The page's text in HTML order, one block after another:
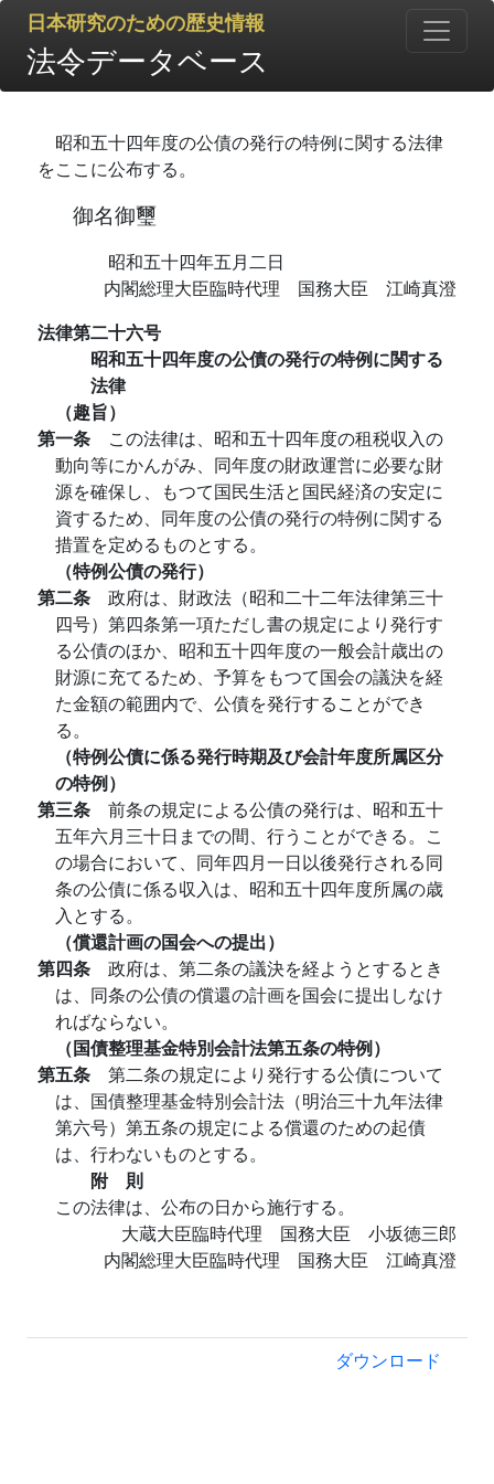
日本研究のための歴史情報
法令データベース
昭和五十四年度の公債の発行の特例に関する法律
をここに公布する。
御名御璽
昭和五十四年五月二日
内閣総理大臣臨時代理 国務大臣 江崎真澄
法律第二十六号
昭和五十四年度の公債の発行の特例に関する
法律
（趣旨）
第一条 この法律は、昭和五十四年度の租税収入の
動向等にかんがみ、同年度の財政運営に必要な財
源を確保し、もつて国民生活と国民経済の安定に
資するため、同年度の公債の発行の特例に関する
措置を定めるものとする。
（特例公債の発行）
第二条 政府は、財政法（昭和二十二年法律第三十
四号）第四条第一項ただし書の規定により発行す
る公債のほか、昭和五十四年度の一般会計歳出の
財源に充てるため、予算をもつて国会の議決を経
た金額の範囲内で、公債を発行することができ
る。
（特例公債に係る発行時期及び会計年度所属区分
の特例）
第三条 前条の規定による公債の発行は、昭和五十
五年六月三十日までの間、行うことができる。こ
の場合において、同年四月一日以後発行される同
条の公債に係る収入は、昭和五十四年度所属の歳
入とする。
（償還計画の国会への提出）
第四条 政府は、第二条の議決を経ようとするとき
は、同条の公債の償還の計画を国会に提出しなけ
ればならない。
（国債整理基金特別会計法第五条の特例）
第五条 第二条の規定により発行する公債について
は、国債整理基金特別会計法（明治三十九年法律
第六号）第五条の規定による償還のための起債
は、行わないものとする。
附 則
この法律は、公布の日から施行する。
大蔵大臣臨時代理 国務大臣 小坂徳三郎
内閣総理大臣臨時代理 国務大臣 江崎真澄
ダウンロード